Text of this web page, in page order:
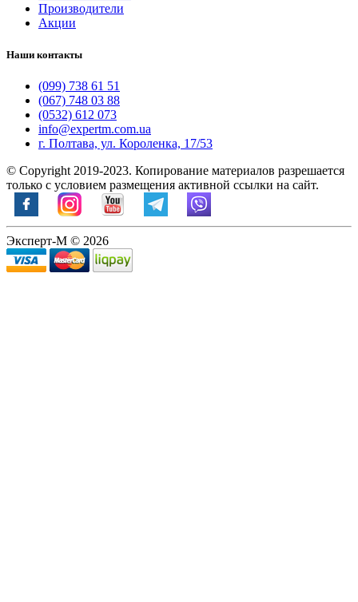
Производители
Акции
Наши контакты
(099) 738 61 51
(067) 748 03 88
(0532) 612 073
info@expertm.com.ua
г. Полтава, ул. Короленка, 17/53
© Copyright 2019-2023. Копирование материалов разрешается
только с условием размещения активной ссылки на сайт.
Эксперт-М © 2026